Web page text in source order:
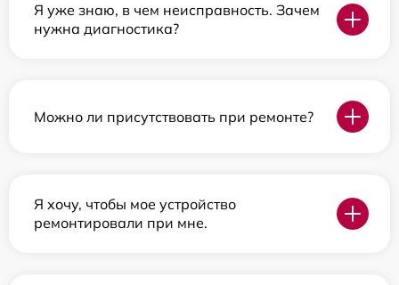
Я уже знаю, в чем неисправность. Зачем
нужна диагностика?
Можно ли присутствовать при ремонте?
Я хочу, чтобы мое устройство
ремонтировали при мне.